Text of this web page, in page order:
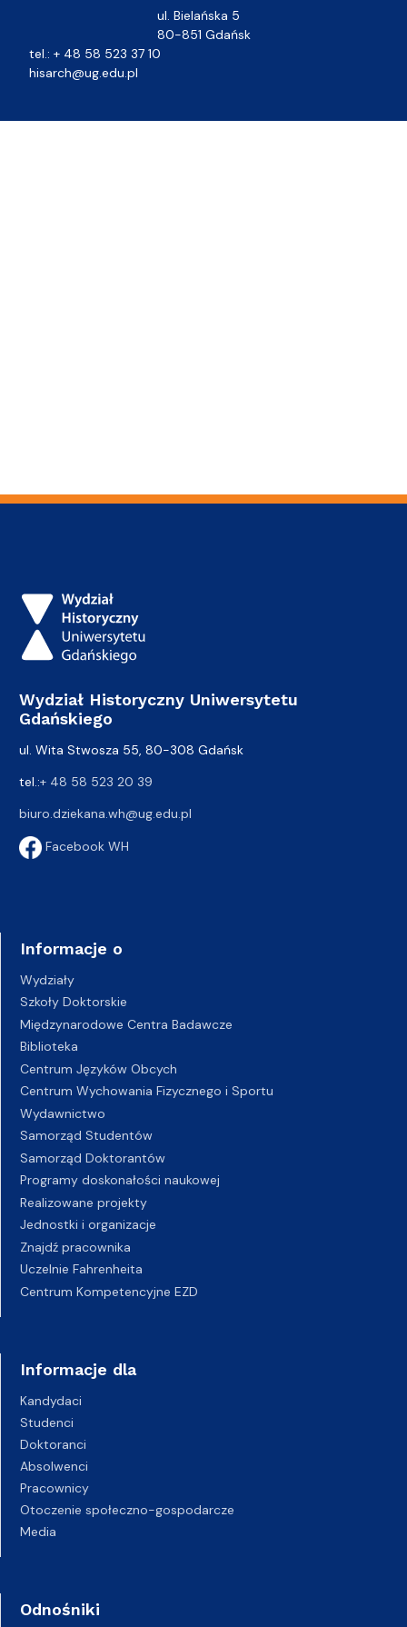
ul. Bielańska 5
80-851 Gdańsk
tel.: + 48 58 523 37 10
hisarch@ug.edu.pl
Wydział Historyczny Uniwersytetu
Gdańskiego
ul. Wita Stwosza 55, 80-308 Gdańsk
tel.:+ 48 58 523 20 39
biuro.dziekana.wh@ug.edu.pl
Facebook WH
Informacje o
Wydziały
Szkoły Doktorskie
Międzynarodowe Centra Badawcze
Biblioteka
Centrum Języków Obcych
Centrum Wychowania Fizycznego i Sportu
Wydawnictwo
Samorząd Studentów
Samorząd Doktorantów
Programy doskonałości naukowej
Realizowane projekty
Jednostki i organizacje
Znajdź pracownika
Uczelnie Fahrenheita
Centrum Kompetencyjne EZD
Informacje dla
Kandydaci
Studenci
Doktoranci
Absolwenci
Pracownicy
Otoczenie społeczno-gospodarcze
Media
Odnośniki